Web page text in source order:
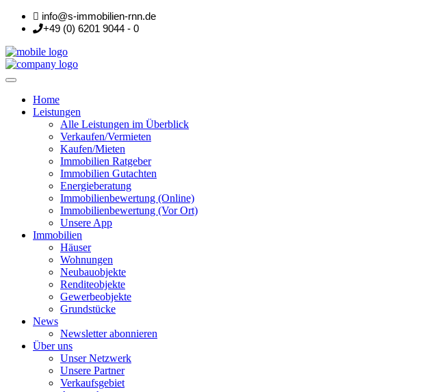
info@s-immobilien-rnn.de
+49 (0) 6201 9044 - 0
Home
Leistungen
Alle Leistungen im Überblick
Verkaufen/Vermieten
Kaufen/Mieten
Immobilien Ratgeber
Immobilien Gutachten
Energieberatung
Immobilienbewertung (Online)
Immobilienbewertung (Vor Ort)
Unsere App
Immobilien
Häuser
Wohnungen
Neubauobjekte
Renditeobjekte
Gewerbeobjekte
Grundstücke
News
Newsletter abonnieren
Über uns
Unser Netzwerk
Unsere Partner
Verkaufsgebiet